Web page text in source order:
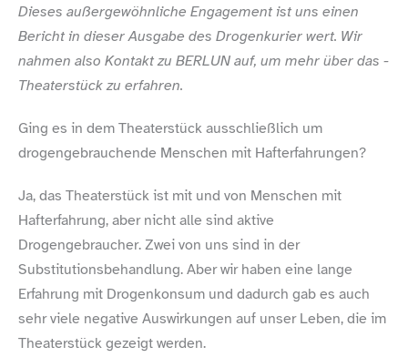
Dieses außergewöhnliche Engagement ist uns einen
Bericht in dieser Ausgabe des Drogenkurier wert. Wir
nahmen also Kontakt zu BERLUN auf, um mehr über das ­
Theaterstück zu erfahren.
Ging es in dem Theaterstück ausschließlich um
drogengebrauchende Menschen mit Hafterfahrungen?
Ja, das Theaterstück ist mit und von Menschen mit
Hafterfahrung, aber nicht alle sind aktive
Drogengebraucher. Zwei von uns sind in der
Substitutionsbehandlung. Aber wir haben eine lange
Erfahrung mit Drogenkonsum und dadurch gab es auch
sehr viele negative Auswirkungen auf unser Leben, die im
Theaterstück gezeigt werden.